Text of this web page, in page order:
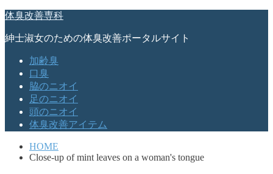
体臭改善専科
紳士淑女のための体臭改善ポータルサイト
加齢臭
口臭
脇のニオイ
足のニオイ
頭のニオイ
体臭改善アイテム
HOME
Close-up of mint leaves on a woman's tongue